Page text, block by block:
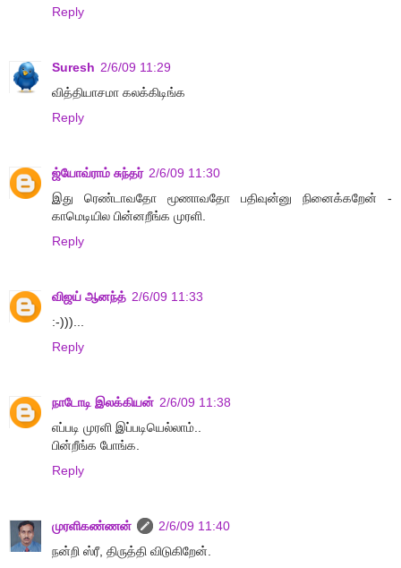
Reply
Suresh 2/6/09 11:29
வித்தியாசமா கலக்கிடிங்க
Reply
ஜ்யோவ்ராம் சுந்தர் 2/6/09 11:30
இது ரெண்டாவதோ மூணாவதோ பதிவுன்னு நினைக்கறேன் -
காமெடியில பின்னறீங்க முரளி.
Reply
விஜய் ஆனந்த் 2/6/09 11:33
:-)))...
Reply
நாடோடி இலக்கியன் 2/6/09 11:38
எப்படி முரளி இப்படியெல்லாம்..
பின்றீங்க போங்க.
Reply
முரளிகண்ணன்
2/6/09 11:40
நன்றி ஸ்ரீ, திருத்தி விடுகிறேன்.